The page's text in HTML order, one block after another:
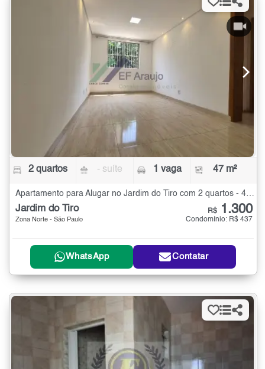
2 quartos - suíte 1 vaga 47 m²
Apartamento para Alugar no Jardim do Tiro com 2 quartos - 47 m²
Jardim do Tiro
Zona Norte - São Paulo
R$ 1.300
Condomínio: R$ 437
WhatsApp Contatar